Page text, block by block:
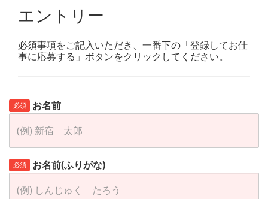
エントリー
必須事項をご記入いただき、一番下の「登録してお仕
事に応募する」ボタンをクリックしてください。
必須 お名前
必須 お名前(ふりがな)